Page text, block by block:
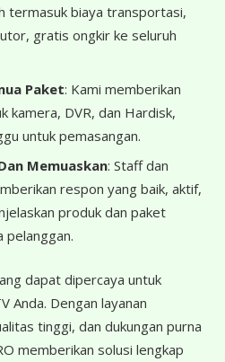
termasuk biaya transportasi,
gratis ongkir ke seluruh
Paket: Kami memberikan
kamera, DVR, dan Hardisk,
untuk pemasangan.
Memuaskan: Staff dan
respon yang baik, aktif,
produk dan paket
pelanggan.
dapat dipercaya untuk
Anda. Dengan layanan
tinggi, dan dukungan purna
memberikan solusi lengkap